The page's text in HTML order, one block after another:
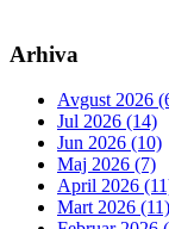
Arhiva
Avgust 2026
Jul 2026 (14)
Jun 2026 (10)
Maj 2026 (7)
April 2026
Mart 2026 (11)